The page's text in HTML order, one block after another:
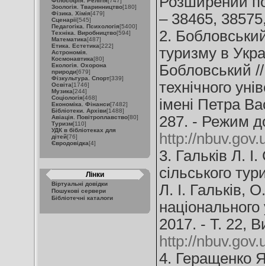
Зоологія. Тваринництво[180]
Фізика. Хімія[479]
Сценарії[545]
Педагогіка. Психологія[5400]
Техніка. Виробництво[594]
Математика[487]
Етика. Естетика[222]
Астрономія.
Космонавтика[80]
Екологія. Охорона
природи[679]
Фізкультура. Спорт[339]
Освіта[1746]
Музика[244]
Соціологія[468]
Економіка. Фінанси[7482]
Бібліотеки. Архіви[1488]
Авіація. Повітроплавство[80]
Туризм[110]
УДК в бібліотеках для
дітей[76]
Євродовідка[4]
Лінки
Віртуальні довідки
Пошукові сервери
Бібліотечні каталоги
– 38465,
2.
туризму в
Бобловський //
технічного
імені Петра
287. - Режим
http://
3. Гальків Л.
сільського
Л. І. Гальків,
2017. - Т. 22,
http://
4. Геращенко